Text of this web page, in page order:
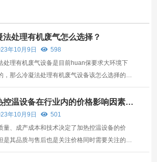
法处理有机废气怎么选择？
年10月9日
598
处理有机废气设备是目前huan保要求大环境下
，那么冷凝法处理有机废气设备该怎么选择的，
稳定的冷凝法处理有机废气设备该怎么选择呢？
选购冷凝法处理有机废气的时候，关于零部件一
质量可靠的，因为冷凝法处理有机废气不同于其
...
控温设备在行业内的价格影响因素有
？年10月9日
501
量、成产成本和技术决定了加热控温设备的价
是其品质与售后也是关注价格同时需要关注的一